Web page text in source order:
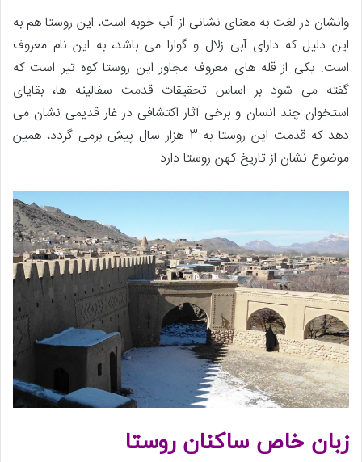
وانشان در لغت به معنای نشانی از آب خوبه است، این روستا هم به
این دلیل که دارای آبی زلال و گوارا می باشد، به این نام معروف
است. یکی از قله های معروف مجاور این روستا کوه تیر است که
گفته می شود بر اساس تحقیقات قدمت سفالینه ها، بقایای
استخوان چند انسان و برخی آثار اکتشافی در غار قدیمی نشان می
دهد که قدمت این روستا به 3 هزار سال پیش برمی گردد، همین
موضوع نشان از تاریخ کهن روستا دارد.
زبان خاص ساکنان روستا